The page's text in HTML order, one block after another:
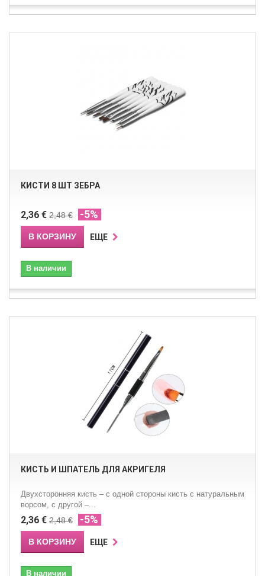
КИСТИ 8 ШТ ЗЕБРА
2,36 € 2,48 € -5%
В КОРЗИНУ ЕЩЕ
В наличии
КИСТЬ И ШПАТЕЛЬ ДЛЯ АКРИГЕЛЯ
Двухсторонняя кисть – с одной стороны кисть с натуральным
ворсом, c другой –...
2,36 € 2,48 € -5%
В КОРЗИНУ ЕЩЕ
В наличии